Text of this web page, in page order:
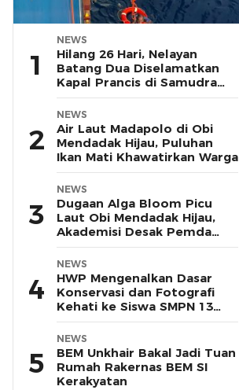
1
NEWS
Hilang 26 Hari, Nelayan
Batang Dua Diselamatkan
Kapal Prancis di Samudra
Pasifik
2
NEWS
Air Laut Madapolo di Obi
Mendadak Hijau, Puluhan
Ikan Mati Khawatirkan Warga
3
NEWS
Dugaan Alga Bloom Picu
Laut Obi Mendadak Hijau,
Akademisi Desak Pemda
Halsel Uji Sampel
4
NEWS
HWP Mengenalkan Dasar
Konservasi dan Fotografi
Kehati ke Siswa SMPN 13
Ternate
5
NEWS
BEM Unkhair Bakal Jadi Tuan
Rumah Rakernas BEM SI
Kerakyatan